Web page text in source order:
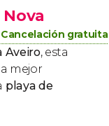
Cancelación gratuita
Aveiro, esta
mejor
playa de